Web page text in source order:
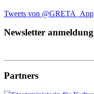
Tweets von @GRETA_App
Newsletter anmeldung
Partners